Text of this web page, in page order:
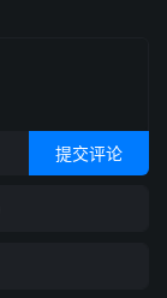
提交评论